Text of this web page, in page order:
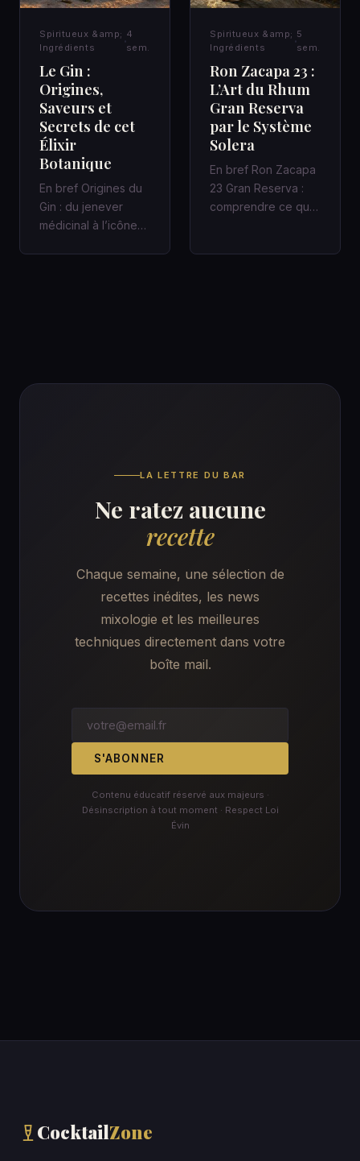
Spiritueux &amp;
Ingrédients
4
sem.
Le Gin :
Origines,
Saveurs et
Secrets de cet
Élixir
Botanique
En bref Origines du
Gin : du jenever
médicinal à l’icône
Spiritueux &amp;
Ingrédients
5
sem.
Ron Zacapa 23 :
L’Art du Rhum
Gran Reserva
par le Système
Solera
En bref Ron Zacapa
23 Gran Reserva :
comprendre ce que
LA LETTRE DU BAR
Ne ratez aucune
recette
Chaque semaine, une sélection de
recettes inédites, les news
mixologie et les meilleures
techniques directement dans votre
boîte mail.
S'ABONNER
Contenu éducatif réservé aux majeurs ·
Désinscription à tout moment · Respect Loi
Évin
CocktailZone